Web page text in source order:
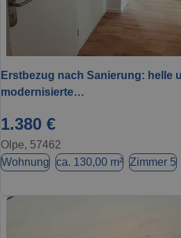
Erstbezug nach Sanierung: helle
modernisierte…
1.380 €
Olpe, 57462
Wohnung ca. 130,00 m² Zimmer 5